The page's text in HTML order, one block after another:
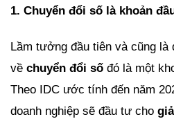
1. Chuyển đổi số là khoản
Lầm tưởng đầu tiên và cũng là
về chuyển đổi số đó là một
Theo IDC ước tính đến năm
doanh nghiệp sẽ đầu tư cho